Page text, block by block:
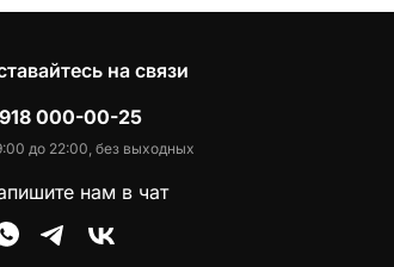
на связи
000-00-25
до 22:00, без выходных
нам в чат